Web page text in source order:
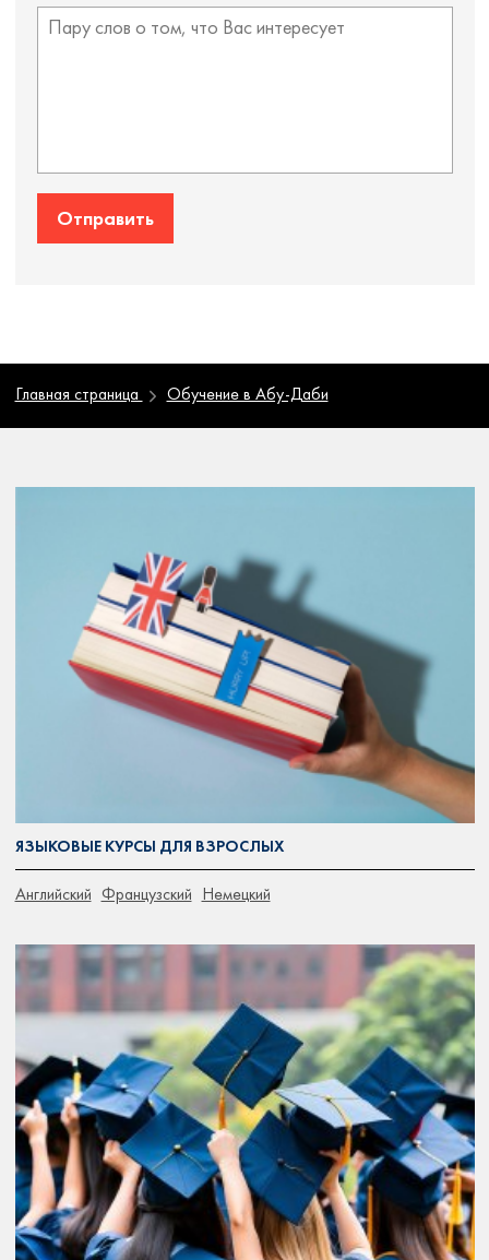
Отправить
Главная страница Обучение в Абу-Даби
ЯЗЫКОВЫЕ КУРСЫ ДЛЯ ВЗРОСЛЫХ
Английский Французский Немецкий